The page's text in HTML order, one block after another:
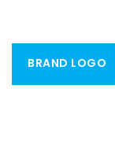
BRAND LOGO